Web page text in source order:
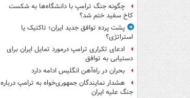
چگونه جنگ ترامپ با دانشگاه‌ها به شکست
کاخ سفید ختم شد؟
پشت پرده توافق جدید ایران؛ تاکتیک یا
استراتژی؟
ادعای تکراری ترامپ درمورد تمایل ایران برای
دستیابی به توافق
بحران در راه‌آهن انگلیس ادامه دارد
هشدار نمایندگان جمهوری‌خواه به ترامپ درباره
جنگ علیه ایران